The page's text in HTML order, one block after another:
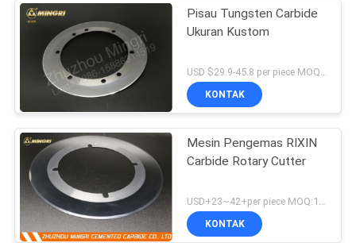
Pisau Tungsten Carbide
Ukuran Kustom
KONTAK
Mesin Pengemas RIXIN
Carbide Rotary Cutter
KONTAK